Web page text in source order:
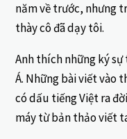
năm về trước, nhưng
thày cô đã dạy tôi.
Anh thích những ký
Á. Những bài viết vào
có dấu tiếng Việt ra
máy từ bản thảo viết